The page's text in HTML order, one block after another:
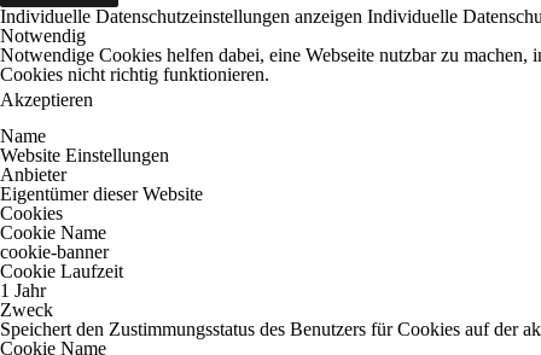
Individuelle Datenschutzeinstellungen anzeigen Individuelle
Notwendig
Notwendige Cookies helfen dabei, eine Webseite nutzbar zu
Cookies nicht richtig funktionieren.
Akzeptieren
Name
Website Einstellungen
Anbieter
Eigentümer dieser Website
Cookies
Cookie Name
cookie-banner
Cookie Laufzeit
1 Jahr
Zweck
Speichert den Zustimmungsstatus des Benutzers für Cookies auf der
Cookie Name